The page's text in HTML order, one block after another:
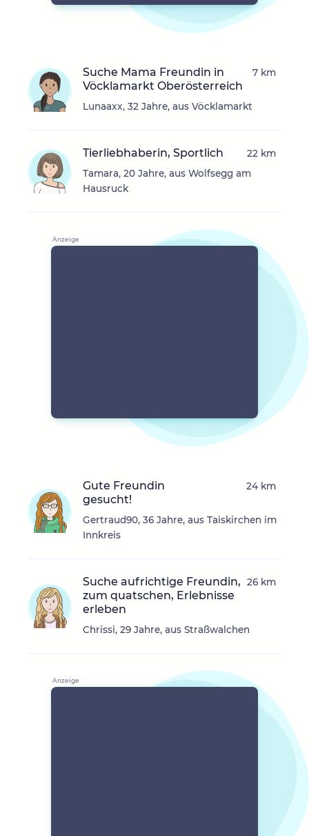
Suche Mama Freundin in
Vöcklamarkt Oberösterreich
Lunaaxx, 32 Jahre, aus Vöcklamarkt
7 km
Tierliebhaberin, Sportlich
Tamara, 20 Jahre, aus Wolfsegg am
Hausruck
22 km
Gute Freundin
gesucht!
Gertraud90, 36 Jahre, aus Taiskirchen im
Innkreis
24 km
Suche aufrichtige Freundin,
zum quatschen, Erlebnisse
erleben
Chrissi, 29 Jahre, aus Straßwalchen
26 km